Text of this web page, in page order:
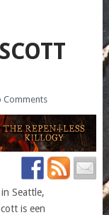
Comments
Seattle,
is een